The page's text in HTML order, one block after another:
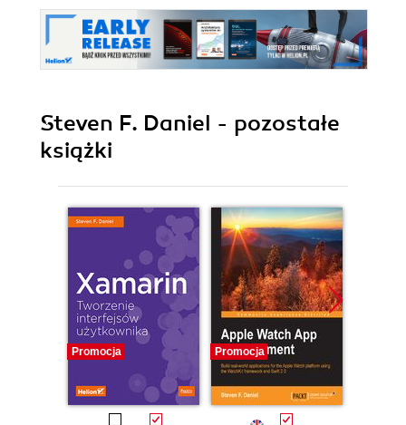
Steven F. Daniel - pozostałe
książki
Promocja Promocja